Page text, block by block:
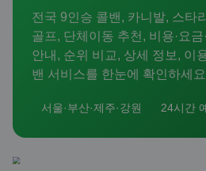
전국 9인승 콜밴, 카니발, 스타
골프, 단체이동 추천, 비용·요금
안내, 순위 비교, 상세 정보, 이
밴 서비스를 한눈에 확인하세
서울·부산·제주·강원 24시간